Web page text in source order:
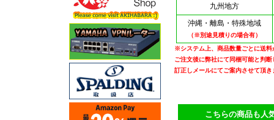
九州地方
沖縄・離島・特殊地域
（※別途見積りの場合有）
※システム上、商品数量ごとに送料
ご注文後に弊社にて同梱可能と判
訂正しメールにてご案内させて頂き
こちらの商品も人気